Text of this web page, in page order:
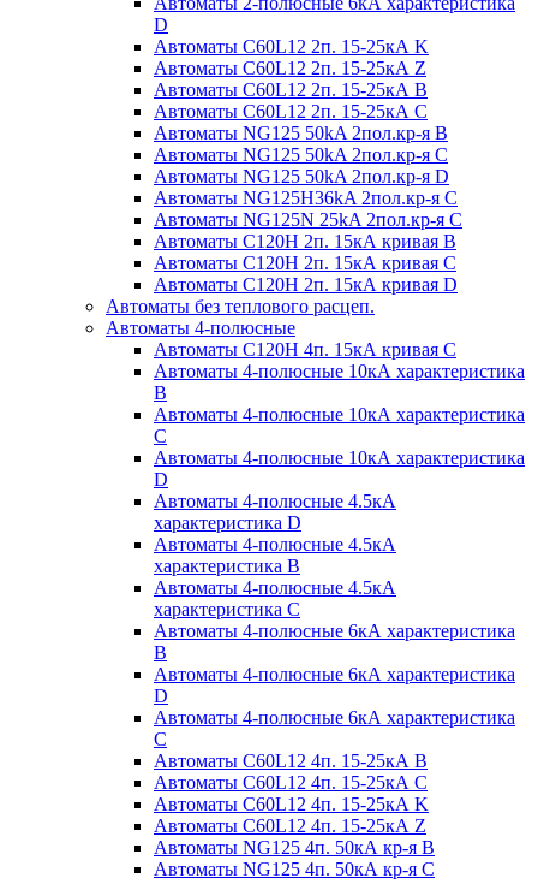
D
Автоматы C60L12 2п. 15-25кА K
Автоматы C60L12 2п. 15-25кА Z
Автоматы C60L12 2п. 15-25кА B
Автоматы C60L12 2п. 15-25кА C
Автоматы NG125 50kA 2пол.кр-я B
Автоматы NG125 50kA 2пол.кр-я C
Автоматы NG125 50kA 2пол.кр-я D
Автоматы NG125H36kA 2пол.кр-я C
Автоматы NG125N 25kA 2пол.кр-я C
Автоматы С120H 2п. 15кА кривая B
Автоматы С120H 2п. 15кА кривая C
Автоматы С120H 2п. 15кА кривая D
Автоматы без теплового расцеп.
Автоматы 4-полюсные
Автоматы С120H 4п. 15кА кривая C
Автоматы 4-полюсные 10кА характеристика
B
Автоматы 4-полюсные 10кА характеристика
C
Автоматы 4-полюсные 10кА характеристика
D
Автоматы 4-полюсные 4.5кА
характеристика D
Автоматы 4-полюсные 4.5кА
характеристика В
Автоматы 4-полюсные 4.5кА
характеристика С
Автоматы 4-полюсные 6кА характеристика
B
Автоматы 4-полюсные 6кА характеристика
D
Автоматы 4-полюсные 6кА характеристика
С
Автоматы C60L12 4п. 15-25кА B
Автоматы C60L12 4п. 15-25кА C
Автоматы C60L12 4п. 15-25кА K
Автоматы C60L12 4п. 15-25кА Z
Автоматы NG125 4п. 50кА кр-я B
Автоматы NG125 4п. 50кА кр-я C